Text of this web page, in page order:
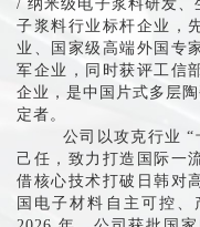
/ 纳米级电子浆料研发、
子浆料行业标杆企业，
业、国家级高端外国专
军企业，同时获评工信
企业，是中国片式多层
定者。
公司以攻克行业 “卡
己任，致力打造国际一
借核心技术打破日韩对
国电子材料自主可控、